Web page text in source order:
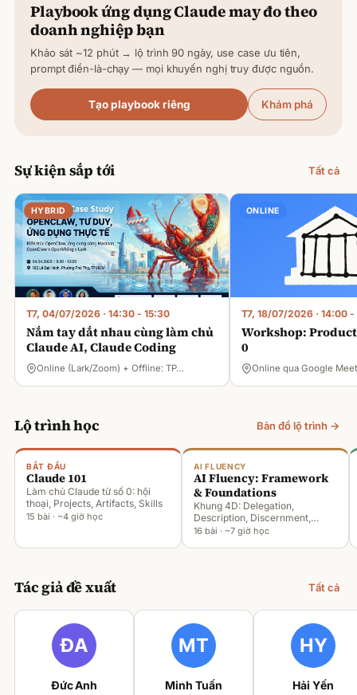
Playbook ứng dụngClaudemay đo theo
doanh nghiệp bạn
Khảo sát ~12 phút → lộ trình 90 ngày, use case ưu tiên,
prompt điền-là-chạy — mọi khuyến nghị truy được nguồn.
Tạo playbook riêng Khám phá
Sự kiện sắp tới Tất cả
HYBRID
T7, 04/07/2026 · 14:30 - 15:30
Nắm tay dắt nhau cùng làm chủ
Claude AI, Claude Coding
Online (Lark/Zoom) + Offline: TP…
ONLINE
T7, 18/07/2026 · 14:00 -
Workshop:
0
Online qua Google Meet
Lộ trình học Bản đồ lộ trình →
BẮT ĐẦU
Claude 101
Làm chủ Claude từ số 0: hội
thoại, Projects, Artifacts, Skills
15 bài · ~4 giờ học
AI FLUENCY
AI Fluency: Framework
& Foundations
Khung 4D: Delegation,
Description, Discernment,
Diligence
16 bài · ~7 giờ học
Tác giả đề xuất Tất cả
Đức Anh Minh Tuấn Hải Yến